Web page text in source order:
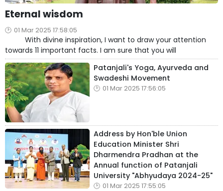
Eternal wisdom
01 Mar 2025 17:58:05
With divine inspiration, I want to draw your attention
towards 11 important facts. I am sure that you will
Patanjali's Yoga, Ayurveda and
Swadeshi Movement
01 Mar 2025 17:56:05
Address by Hon'ble Union
Education Minister Shri
Dharmendra Pradhan at the
Annual function of Patanjali
University "Abhyudaya 2024-25"
01 Mar 2025 17:55:05